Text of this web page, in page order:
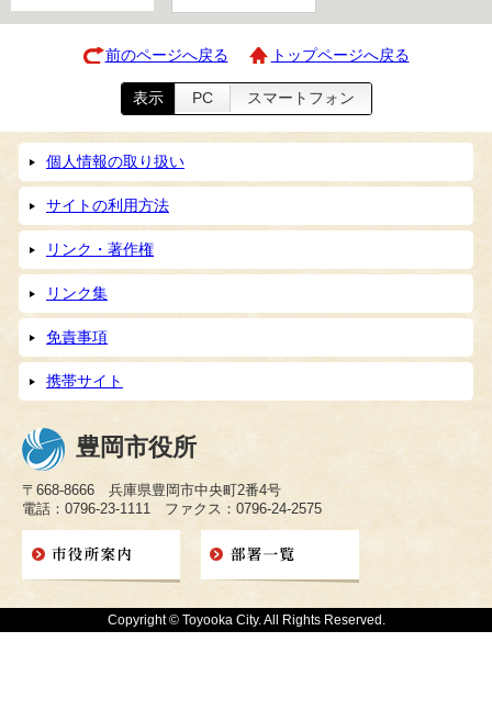
前のページへ戻る トップページへ戻る
表示 PC スマートフォン
個人情報の取り扱い
サイトの利用方法
リンク・著作権
リンク集
免責事項
携帯サイト
豊岡市役所
〒668-8666 兵庫県豊岡市中央町2番4号
電話：0796-23-1111 ファクス：0796-24-2575
Copyright © Toyooka City. All Rights Reserved.